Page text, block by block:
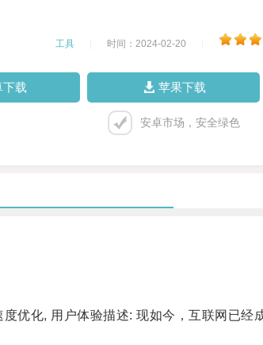
工具 时间：2024-02-20
下载 苹果下载
安卓市场，安全绿色
化, 用户体验描述: 现如今，互联网已经